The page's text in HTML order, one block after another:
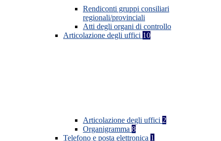
Rendiconti gruppi consiliari
regionali/provinciali
Atti degli organi di controllo
Articolazione degli uffici 10
Articolazione degli uffici 2
Organigramma 8
Telefono e posta elettronica 1